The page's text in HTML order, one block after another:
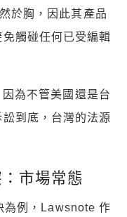
於胸，因此其產品
觸碰任何已受編輯
為不管美國還是台
到底，台灣的法源
市場常態
為例，Lawsnote 作